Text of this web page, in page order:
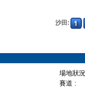
沙田:
場地狀
賽道 :